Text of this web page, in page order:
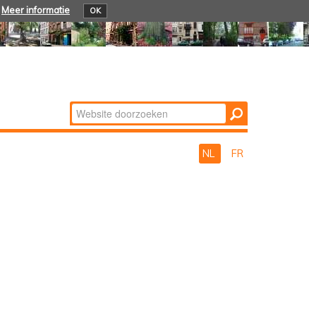
Meer informatie OK
Zoek
Geavanceerd
NL FR